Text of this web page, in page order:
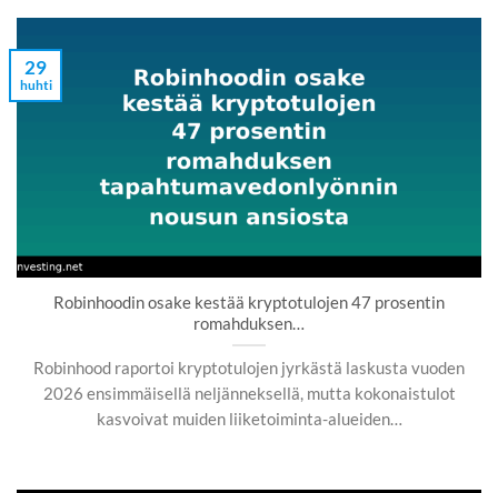
Robinhoodin osake kestää kryptotulojen 47 prosentin
romahduksen…
Robinhood raportoi kryptotulojen jyrkästä laskusta vuoden
2026 ensimmäisellä neljänneksellä, mutta kokonaistulot
kasvoivat muiden liiketoiminta-alueiden…
29
huhti